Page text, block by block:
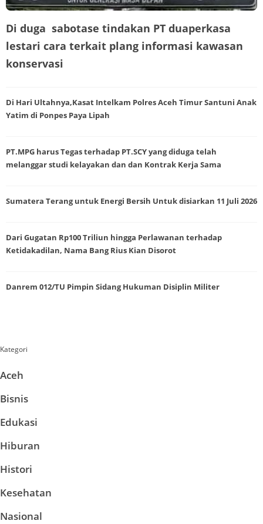
Di duga sabotase tindakan PT duaperkasa
lestari cara terkait plang informasi kawasan
konservasi
Di Hari Ultahnya,Kasat Intelkam Polres Aceh Timur Santuni Anak
Yatim di Ponpes Paya Lipah
PT.MPG harus Tegas terhadap PT.SCY yang diduga telah
melanggar studi kelayakan dan dan Kontrak Kerja Sama
Sumatera Terang untuk Energi Bersih Untuk disiarkan 11 Juli 2026
Dari Gugatan Rp100 Triliun hingga Perlawanan terhadap
Ketidakadilan, Nama Bang Rius Kian Disorot
Danrem 012/TU Pimpin Sidang Hukuman Disiplin Militer
Kategori
Aceh
Bisnis
Edukasi
Hiburan
Histori
Kesehatan
Nasional